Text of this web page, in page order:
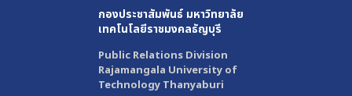
กองประชาสัมพันธ์ มหาวิทยาลัย
เทคโนโลยีราชมงคลธัญบุรี
Public Relations Division
Rajamangala University of
Technology Thanyaburi